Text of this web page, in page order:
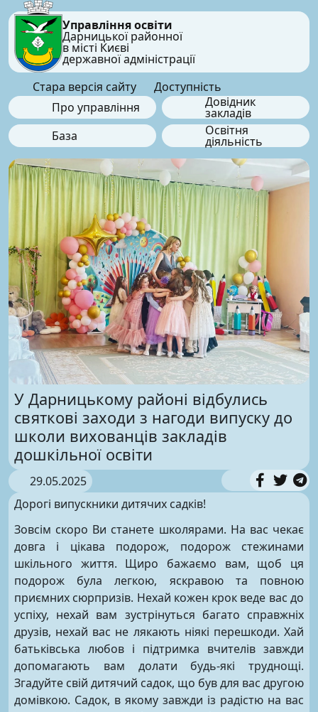
Управління освіти
Дарницької районної
в місті Києві
державної адміністрації
Стара версія сайту
Доступність
Про управління
Довідник
закладів
База
Освітня
діяльність
У Дарницькому районі відбулись
святкові заходи з нагоди випуску до
школи вихованців закладів
дошкільної освіти
29.05.2025
Дорогі випускники дитячих садків!
Зовсім скоро Ви станете школярами. На вас чекає
довга і цікава подорож, подорож стежинами
шкільного життя. Щиро бажаємо вам, щоб ця
подорож була легкою, яскравою та повною
приємних сюрпризів. Нехай кожен крок веде вас до
успіху, нехай вам зустрінуться багато справжніх
друзів, нехай вас не лякають ніякі перешкоди. Хай
батьківська любов і підтримка вчителів завжди
допомагають вам долати будь-які труднощі.
Згадуйте свій дитячий садок, що був для вас другою
домівкою. Садок, в якому завжди із радістю на вас